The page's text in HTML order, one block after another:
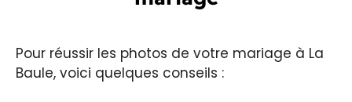
Pour réussir les photos de votre mariage à La
Baule, voici quelques conseils :